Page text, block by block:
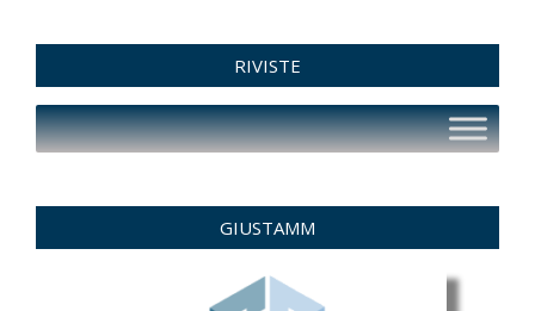
RIVISTE
GIUSTAMM